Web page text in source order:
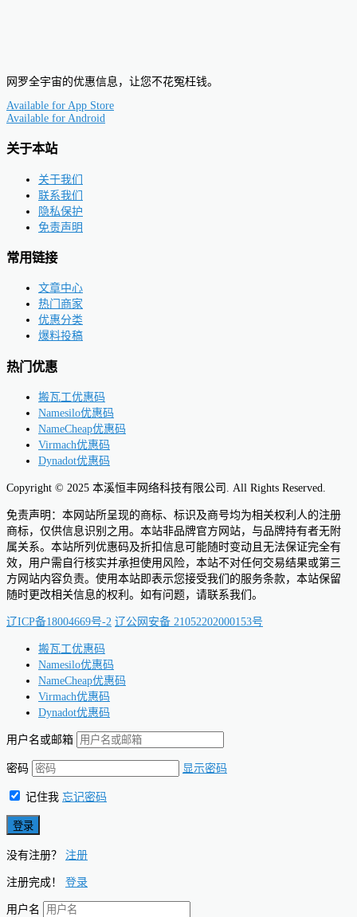
网罗全宇宙的优惠信息，让您不花冤枉钱。
Available for App Store
Available for Android
关于本站
关于我们
联系我们
隐私保护
免责声明
常用链接
文章中心
热门商家
优惠分类
爆料投稿
热门优惠
搬瓦工优惠码
Namesilo优惠码
NameCheap优惠码
Virmach优惠码
Dynadot优惠码
Copyright © 2025 本溪恒丰网络科技有限公司. All Rights Reserved.
免责声明：本网站所呈现的商标、标识及商号均为相关权利人的注册
商标，仅供信息识别之用。本站非品牌官方网站，与品牌持有者无附
属关系。本站所列优惠码及折扣信息可能随时变动且无法保证完全有
效，用户需自行核实并承担使用风险，本站不对任何交易结果或第三
方网站内容负责。使用本站即表示您接受我们的服务条款，本站保留
随时更改相关信息的权利。如有问题，请联系我们。
辽ICP备18004669号-2 辽公网安备 21052202000153号
搬瓦工优惠码
Namesilo优惠码
NameCheap优惠码
Virmach优惠码
Dynadot优惠码
用户名或邮箱
密码 显示密码
记住我 忘记密码
没有注册？ 注册
注册完成！ 登录
用户名